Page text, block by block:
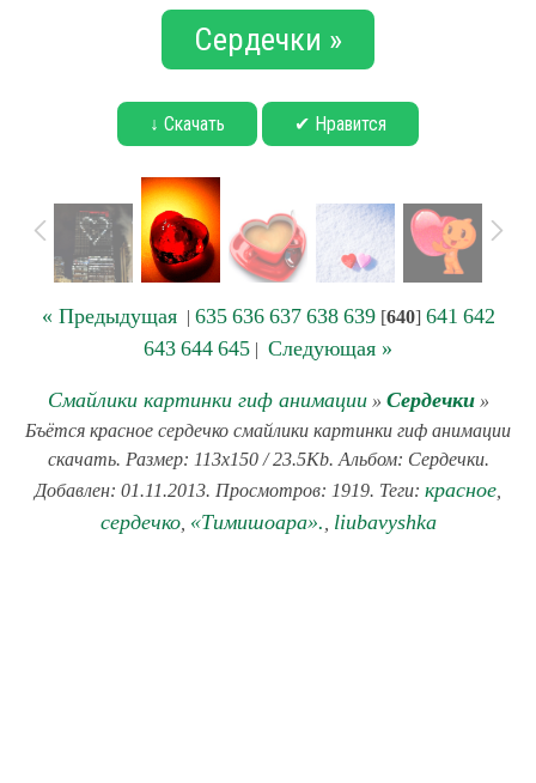
Сердечки »
↓ Скачать ✔ Нравится
« Предыдущая| 635 636 637 638 639[640] 641 642
643 644 645 | Следующая »
Смайлики картинки гиф анимации» Сердечки»
Бъётся красное сердечко смайлики картинки гиф анимации
скачать. Размер: 113x150 / 23.5Kb. Альбом: Сердечки.
Добавлен: 01.11.2013. Просмотров: 1919. Теги: красное
сердечко, «Тимишоара». liubavyshka